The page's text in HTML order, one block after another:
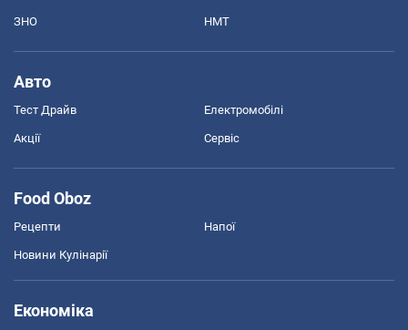
ЗНО НМТ
Авто
Тест Драйв Електромобілі
Акції Сервіс
Food Oboz
Рецепти Напої
Новини Кулінарії
Економіка